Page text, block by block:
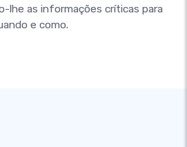
lhe as informações críticas para
e como.